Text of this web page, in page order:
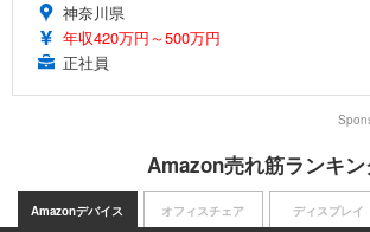
神奈川県
年収420万円～500万円
正社員
Amazon売れ筋ランキン
Amazonデバイス オフィスチェア ディスプレイ